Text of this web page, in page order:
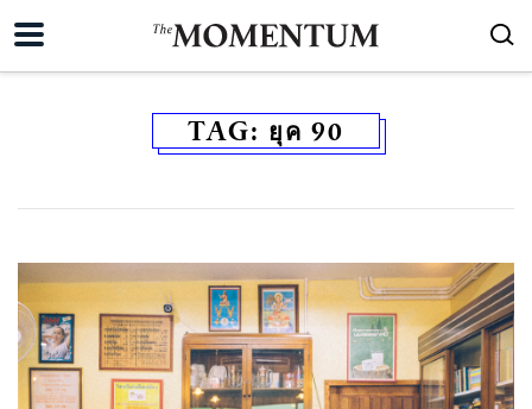
TAG: ยุค 90